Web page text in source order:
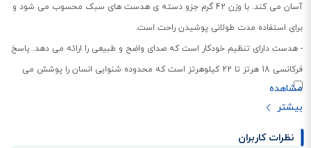
آسان می کند. با وزن 42 گرم جزو دسته ی هدست های سبک محسوب می شود و
برای استفاده مدت طولانی پوشیدن راحت است.
- هدست دارای تنظیم خودکار است که صدای واضح و طبیعی را ارائه می دهد. پاسخ
فرکانسی 18 هرتز تا 22 کیلوهرتز است که محدوده شنوایی انسان را پوشش می
دهد.
ایمن روی سر شما قرار می گیرد. بالشتک گوش از چرم مصنوعی ساخته شده است
نظرات کاربران